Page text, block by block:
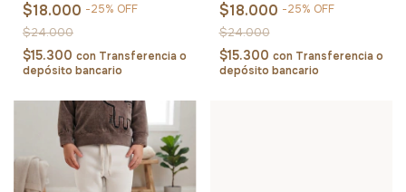
$18.000 -25% OFF
$24.000
$15.300 con Transferencia o
depósito bancario
$18.000 -25% OFF
$24.000
$15.300 con Transferencia o
depósito bancario